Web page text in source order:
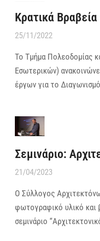
Κρατικά
25/11/2022
Το Τμήμα Πολεοδομίας
Εσωτερικών)
έργων για το
Σεμινάριο:
21/04/2023
Ο Σύλλογος
φωτογραφικό υλικό και
σεμινάριο